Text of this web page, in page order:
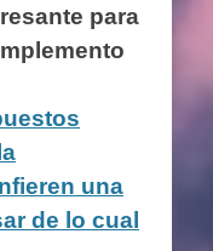
para
una
de lo cual